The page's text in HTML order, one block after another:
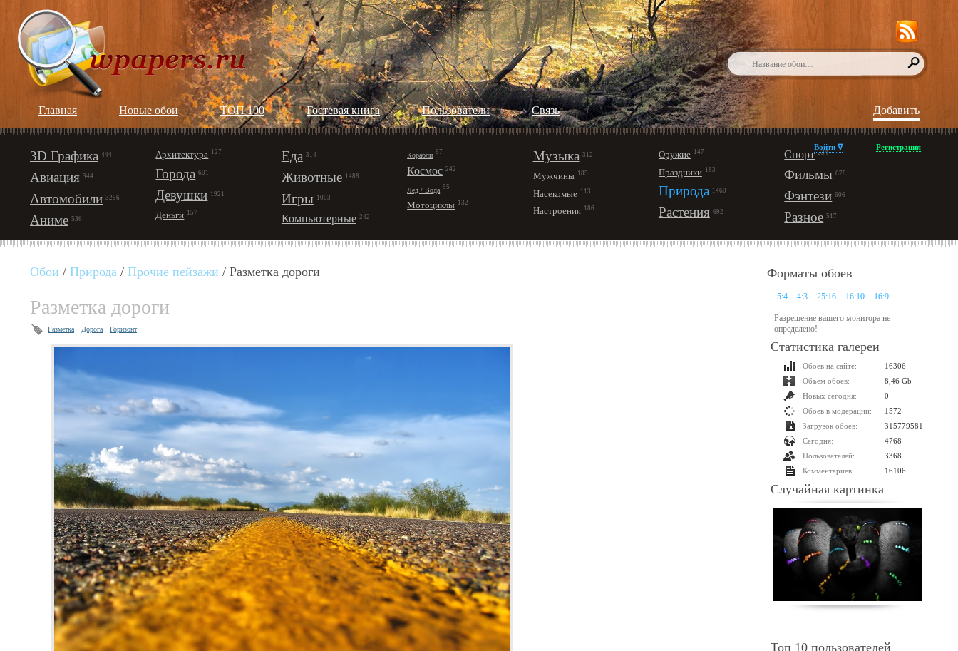
Главная Новые обои ТОП 100 Гостевая книга Пользователи Cвязь Добавить
3D Графика 444
Авиация 344
Автомобили 3296
Аниме 536
Архитектура 127
Города 601
Девушки 1921
Деньги 157
Еда 314
Животные 1488
Игры 1003
Компьютерные 242
Корабли 67
Космос 242
Лёд / Вода 95
Мотоциклы 132
Музыка 312
Мужчины 185
Насекомые 113
Настроения 186
Оружие 147
Праздники 183
Природа 1460
Растения 692
Спорт 234
Фильмы 678
Фэнтези 606
Разное 517
Войти ∇ Регистрация
Обои / Природа / Прочие пейзажи / Разметка дороги
Разметка дороги
Разметка Дорога Горизонт
Форматы обоев
5:4 4:3 25:16 16:10 16:9
Разрешение вашего монитора не
определено!
Статистика галереи
Обоев на сайте:
16306
Объем обоев:
8,46 Gb
Новых сегодня:
0
Обоев в модерации:
1572
Загрузок обоев:
315779581
Сегодня:
4768
Пользователей:
3368
Комментариев:
16106
Случайная картинка
Топ 10 пользователей